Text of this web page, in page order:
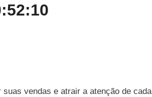
vendas e atrair a atenção de cada